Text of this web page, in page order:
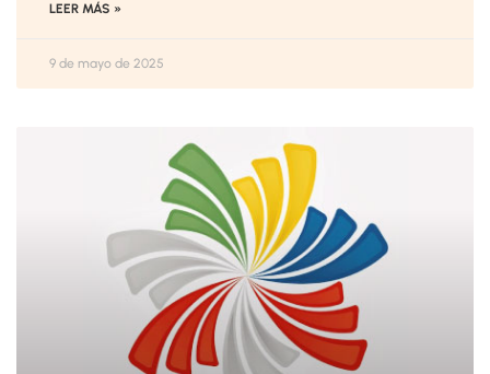
LEER MÁS »
9 de mayo de 2025